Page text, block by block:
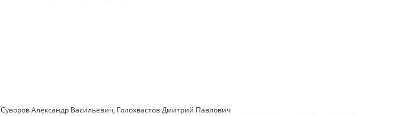
Суворов Александр Васильевич, Голохвастов Дмитрий Павлович